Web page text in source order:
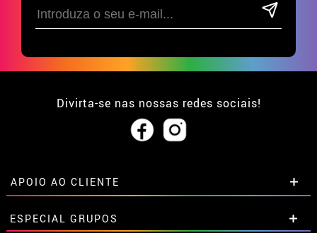
Divirta-se nas nossas redes sociais!
APOIO AO CLIENTE
• Sobre nós
ESPECIAL GRUPOS